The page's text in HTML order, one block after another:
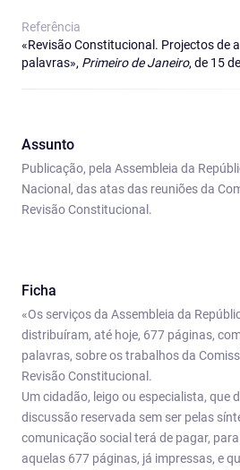
Referência
«Revisão Constitucional. Projectos de
palavras», Primeiro de Janeiro, de 15
Assunto
Publicação, pela Assembleia da
Nacional, das atas das reuniões da
Revisão Constitucional.
Ficha
«Os serviços da Assembleia da
distribuíram, até hoje, 677 páginas,
palavras, sobre os trabalhos da
Revisão Constitucional.
Um cidadão, leigo ou especialista, que
discussão reservada sem ser pelas
comunicação social terá de pagar,
aquelas 677 páginas, já impressas, e